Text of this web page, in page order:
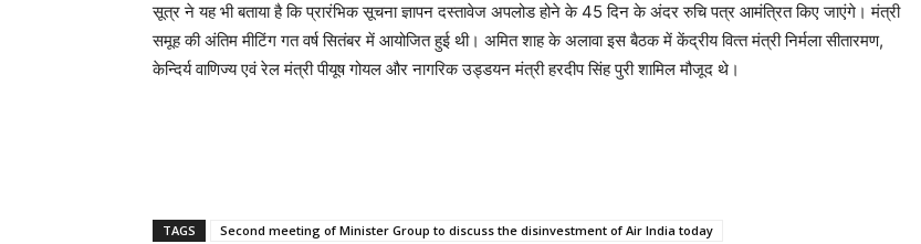
सूत्र ने यह भी बताया है कि प्रारंभिक सूचना ज्ञापन दस्‍तावेज अपलोड होने के 45 दिन के अंदर रुचि पत्र आमंत्रित किए जाएंगे। मंत्री
समूह की अंतिम मीटिंग गत वर्ष सितंबर में आयोजित हुई थी। अमित शाह के अलावा इस बैठक में केंद्रीय वित्‍त मंत्री निर्मला सीतारमण,
केन्दिर्य वाणिज्‍य एवं रेल मंत्री पीयूष गोयल और नागरिक उड्डयन मंत्री हरदीप सिंह पुरी शामिल मौजूद थे।
TAGS Second meeting of Minister Group to discuss the disinvestment of Air India today